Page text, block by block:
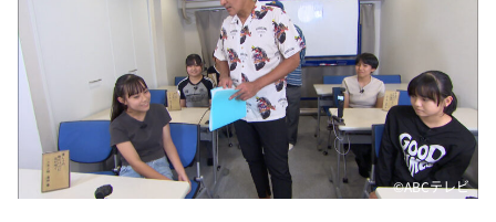
©️ABCテレビ